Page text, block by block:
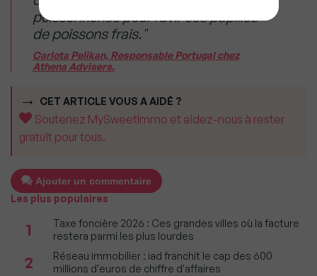
poissonneries pour ravir ses papilles
de poissons frais."
Carlota Pelikan, Responsable Portugal chez
Athena Advisers.
CET ARTICLE VOUS A AIDÉ ?
Soutenez MySweetImmo et aidez-nous à rester
gratuit pour tous.
Ajouter un commentaire
Les plus populaires
1
Taxe foncière 2026 : Ces grandes villes où la facture
restera parmi les plus lourdes
2
Réseau immobilier : iad franchit le cap des 600
millions d'euros de chiffre d'affaires